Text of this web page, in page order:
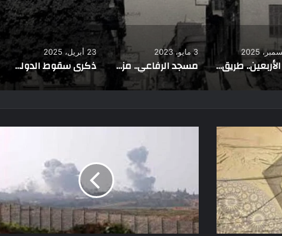
مسجد الرفاعي.. مزيج من التاريخ والفن المعماري
23 أبريل، 2025
ذكرى سقوط الدولة الأموية.. نهاية أحد أكبر الدول الحاكمة في التاريخ
24 مارس، 2026
ذكرى وقوع غزوة أحد.. لم يُهزم المسلمون فى المعركة